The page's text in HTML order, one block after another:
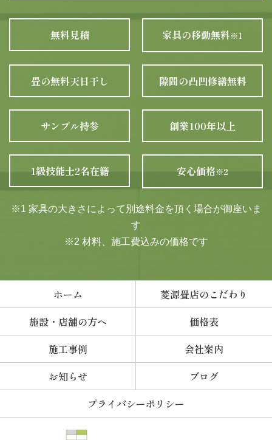
無料見積 家具の移動無料※1
畳の無料天日干し 隙間の凸凹修繕無料
サンプル持参 創業100年以上
1級技能士2名在籍 安心価格※2
※1 家具の大きさによって別途料金を頂く場合が御座いま
す
※2 材料、施工費込みの価格です
ホーム
菱源畳店のこだわり
施設・店舗の方へ
価格表
施工事例
会社案内
お知らせ
ブログ
プライバシーポリシー